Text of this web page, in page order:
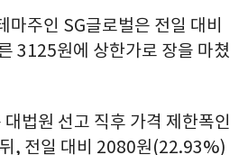
마주인 SG글로벌은 전일 대비
3125원에 상한가로 장을 마쳤
법원 선고 직후 가격 제한폭인
, 전일 대비 2080원(22.93%)